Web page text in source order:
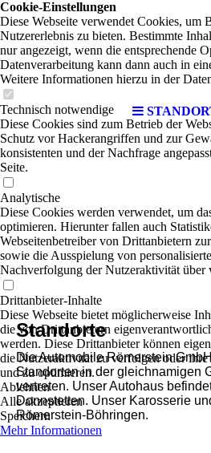
Standorte
Die Automobile Römerstein
Standorten in der gleichnamigen
vertreten. Unser Autohaus
Donnstetten. Unser Karosserie
Römerstein-Böhringen.
Cookie-Einstellungen
Diese Webseite verwendet Cookies, um
Nutzererlebnis zu bieten. Bestimmte
nur angezeigt, wenn die entsprechende
Datenverarbeitung kann dann auch in
Weitere Informationen hierzu in der
Technisch notwendige
Diese Cookies sind zum Betrieb der
Schutz vor Hackerangriffen und zur
konsistenten und der Nachfrage
Seite.
Analytische
Diese Cookies werden verwendet, um
optimieren. Hierunter fallen auch
Webseitenbetreiber von Drittanbietern
sowie die Ausspielung von
Nachverfolgung der Nutzeraktivität über
Drittanbieter-Inhalte
Diese Webseite bietet möglicherweise
die von Drittanbietern
werden. Diese Drittanbieter können
die Nutzeraktivität zu verfolgen oder ihre
und zu optimieren.
Ablehnen
Alle akzeptieren
Speichern
Mehr Informationen